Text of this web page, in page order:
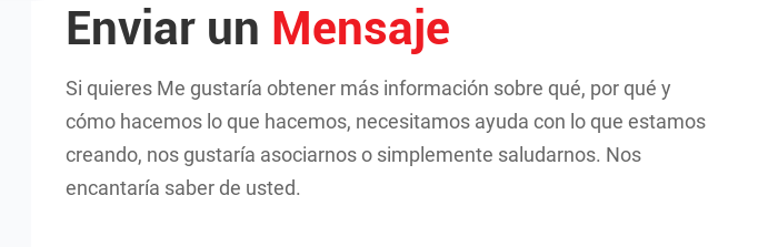
Enviar un Mensaje
Si quieres Me gustaría obtener más información sobre qué, por qué y
cómo hacemos lo que hacemos, necesitamos ayuda con lo que estamos
creando, nos gustaría asociarnos o simplemente saludarnos. Nos
encantaría saber de usted.